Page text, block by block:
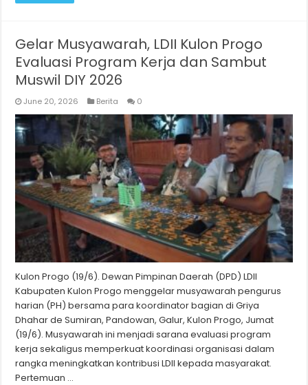
Gelar Musyawarah, LDII Kulon Progo
Evaluasi Program Kerja dan Sambut
Muswil DIY 2026
June 20, 2026 Berita 0
Kulon Progo (19/6). Dewan Pimpinan Daerah (DPD) LDII
Kabupaten Kulon Progo menggelar musyawarah pengurus
harian (PH) bersama para koordinator bagian di Griya
Dhahar de Sumiran, Pandowan, Galur, Kulon Progo, Jumat
(19/6). Musyawarah ini menjadi sarana evaluasi program
kerja sekaligus memperkuat koordinasi organisasi dalam
rangka meningkatkan kontribusi LDII kepada masyarakat.
Pertemuan …